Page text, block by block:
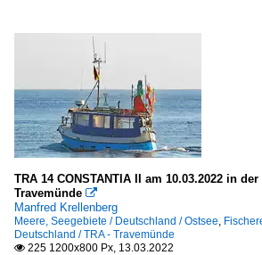
TRA 14 CONSTANTIA II am 10.03.2022 in
Travemünde 
Manfred Krellenberg
Meere, Seegebiete / Deutschland / Ostsee,
Deutschland / TRA - Travemünde
 225 1200x800 Px, 13.03.2022